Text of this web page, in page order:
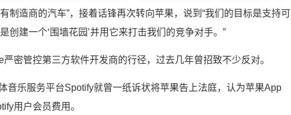
制造商的汽车”，接着话锋再次转向苹果，说到“我们的目标是支持可
创建一个‘围墙花园’并用它来打击我们的竞争对手。”
密管控第三方软件开发商的行径，过去几年曾招致不少反对。
音乐服务平台Spotify就曾一纸诉状将苹果告上法庭，认为苹果App
用户会员费用。